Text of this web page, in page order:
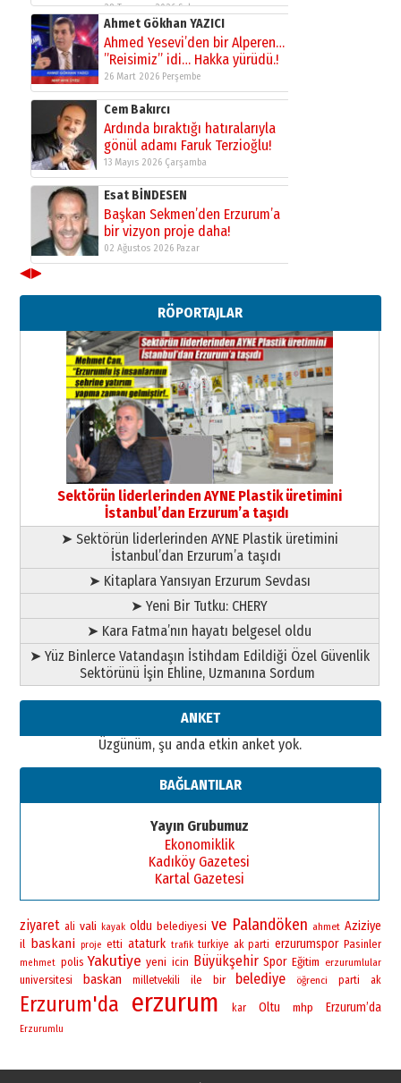
28 Temmuz 2026 Salı
Ahmet Gökhan YAZICI
Ahmed Yesevi’den bir Alperen…
”Reisimiz” idi… Hakka yürüdü.!
26 Mart 2026 Perşembe
Cem Bakırcı
Ardında bıraktığı hatıralarıyla
gönül adamı Faruk Terzioğlu!
13 Mayıs 2026 Çarşamba
Esat BİNDESEN
Başkan Sekmen’den Erzurum’a
bir vizyon proje daha!
02 Ağustos 2026 Pazar
Erzurumspor’un köşe taşları
29 Haziran 2026 Pazartesi
Kenan GÜLERCİ
Murat Şahsuvaroğlu ERKON’da
çıtayı yukarı taşırken,
yönetimdekiler aşağı
çekmemeli!
17 Şubat 2026 SalıOrhan BOZKURT
Bir fotoğraf, bir şehir, bir
gazeteci… Dizginler kimin
elinde?
A. Berhan Yılmaz
BİR BÖLÜM DEĞİL, BİR ÖMÜR
SEÇİYORSUNUZ… “NEDEN
ATATÜRK ÜNİVERSİTESİ?”
28 Temmuz 2026 Salı
Ahmet Gökhan YAZICI
Ahmed Yesevi’den bir Alperen…
”Reisimiz” idi… Hakka yürüdü.!
26 Mart 2026 Perşembe
gönül adamı Faruk Terzioğlu!
bir vizyon proje daha!
02 Ağustos 2026 Pazar
◀▶
RÖPORTAJLAR
Sektörün liderlerinden AYNE Plastik üretimini
İstanbul’dan Erzurum’a taşıdı
➤ Sektörün liderlerinden AYNE Plastik üretimini
İstanbul’dan Erzurum’a taşıdı
➤ Kitaplara Yansıyan Erzurum Sevdası
➤ Yeni Bir Tutku: CHERY
➤ Kara Fatma’nın hayatı belgesel oldu
➤ Yüz Binlerce Vatandaşın İstihdam Edildiği Özel Güvenlik
Sektörünü İşin Ehline, Uzmanına Sordum
ANKET
Üzgünüm, şu anda etkin anket yok.
BAĞLANTILAR
Yayın Grubumuz
Ekonomiklik
Kadıköy Gazetesi
Kartal Gazetesi
ziyaret ali vali kayak oldu belediyesi ve Palandöken ahmet Aziziye
il baskani proje etti ataturk trafik turkiye ak parti erzurumspor Pasinler
mehmet polis Yakutiye yeni icin Büyükşehir Spor Eğitim erzurumlular
universitesi baskan milletvekili ile bir belediye öğrenci parti ak
Erzurum'da erzurum kar Oltu mhp Erzurum’da
Erzurumlu